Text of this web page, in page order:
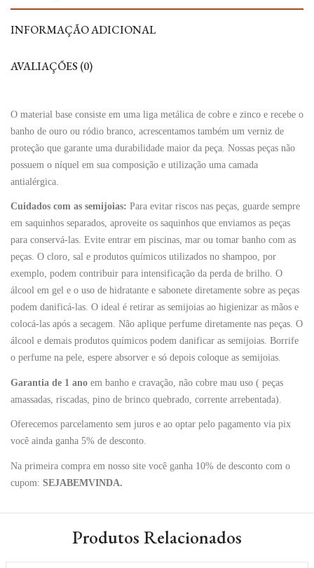
INFORMAÇÃO ADICIONAL
AVALIAÇÕES (0)
O material base consiste em uma liga metálica de cobre e zinco e recebe o
banho de ouro ou ródio branco, acrescentamos também um verniz de
proteção que garante uma durabilidade maior da peça. Nossas peças não
possuem o níquel em sua composição e utilização uma camada
antialérgica.
Cuidados com as semijoias: Para evitar riscos nas peças, guarde sempre
em saquinhos separados, aproveite os saquinhos que enviamos as peças
para conservá-las. Evite entrar em piscinas, mar ou tomar banho com as
peças. O cloro, sal e produtos químicos utilizados no shampoo, por
exemplo, podem contribuir para intensificação da perda de brilho. O
álcool em gel e o uso de hidratante e sabonete diretamente sobre as peças
podem danificá-las. O ideal é retirar as semijoias ao higienizar as mãos e
colocá-las após a secagem. Não aplique perfume diretamente nas peças. O
álcool e demais produtos químicos podem danificar as semijoias. Borrife
o perfume na pele, espere absorver e só depois coloque as semijoias.
Garantia de 1 ano em banho e cravação, não cobre mau uso ( peças
amassadas, riscadas, pino de brinco quebrado, corrente arrebentada).
Oferecemos parcelamento sem juros e ao optar pelo pagamento via pix
você ainda ganha 5% de desconto.
Na primeira compra em nosso site você ganha 10% de desconto com o
cupom: SEJABEMVINDA.
Produtos Relacionados